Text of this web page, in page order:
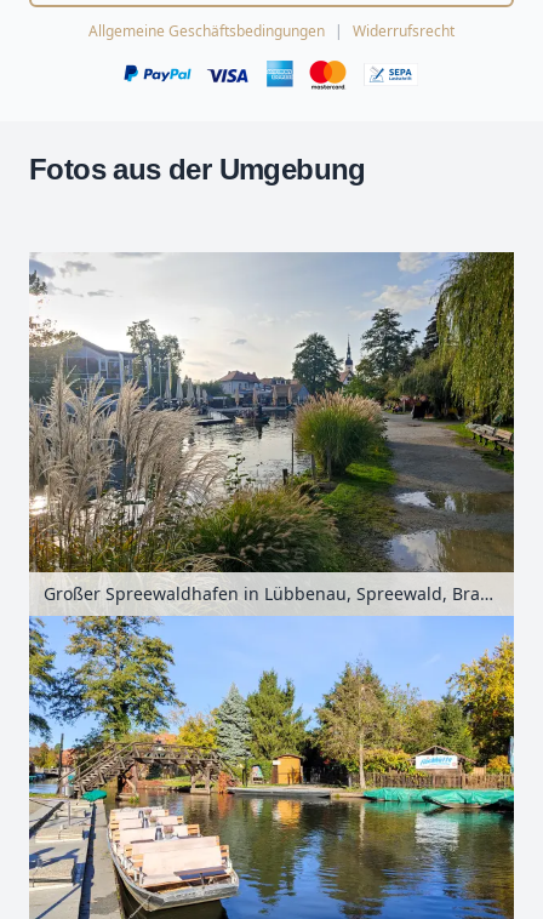
Allgemeine Geschäftsbedingungen Widerrufsrecht
Fotos aus der Umgebung
+
−
Großer Spreewaldhafen in Lübbenau, Spreewald, Brandenburg, Deutschland